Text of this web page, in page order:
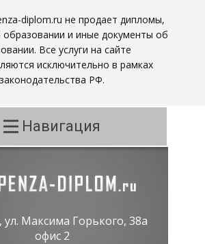
diplom.ru не продает дипломы,
и иные документы об
Все услуги на сайте
исключительно в рамках
законодательства РФ.
Навигация
ул. Максима Горького, 38а
офис 2